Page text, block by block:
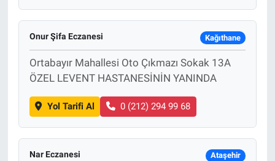
Onur Şifa Eczanesi Kağıthane
Ortabayır Mahallesi Oto Çıkmazı Sokak 13A
ÖZEL LEVENT HASTANESİNİN YANINDA
Yol Tarifi Al 0 (212) 294 99 68
Nar Eczanesi Ataşehir